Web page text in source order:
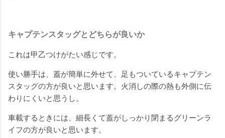
キャプテンスタッグとどちらが良いか
これは甲乙つけがたい感じです。
使い勝手は、蓋が簡単に外せて、足もついているキャプテン
スタッグの方が良いと思います。火消しの際の熱も外側に伝
わりにくいと思うし。
車載するときには、細長くて蓋がしっかり閉まるグリーンラ
イフの方が良いと思います。